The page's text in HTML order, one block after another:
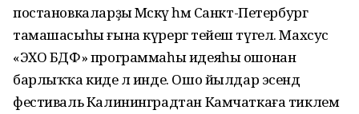
постановкаларҙы Мәскәү һәм Санкт-Петербург
тамашасыһы ғына күрергә тейеш түгел. Махсус
«ЭХО БДФ» программаһы идеяһы ошонан
барлыҡҡа киде лә инде. Ошо йылдар эсендә
фестиваль Калининградтан Камчаткаға тиклем